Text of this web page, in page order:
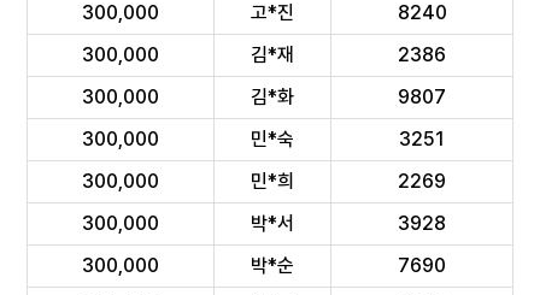
300,000 고*진
8240
300,000
김*재
2386
300,000
김*화
9807
300,000
민*숙
3251
300,000
민*희
2269
300,000
박*서
3928
300,000
박*순
7690